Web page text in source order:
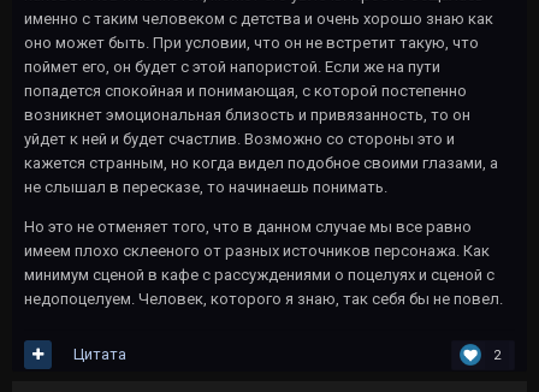
именно с таким человеком с детства и очень хорошо знаю как
оно может быть. При условии, что он не встретит такую, что
поймет его, он будет с этой напористой. Если же на пути
попадется спокойная и понимающая, с которой постепенно
возникнет эмоциональная близость и привязанность, то он
уйдет к ней и будет счастлив. Возможно со стороны это и
кажется странным, но когда видел подобное своими глазами, а
не слышал в пересказе, то начинаешь понимать.
Но это не отменяет того, что в данном случае мы все равно
имеем плохо склееного от разных источников персонажа. Как
минимум сценой в кафе с рассуждениями о поцелуях и сценой с
недопоцелуем. Человек, которого я знаю, так себя бы не повел.
2
Цитата